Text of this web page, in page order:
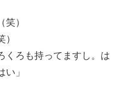
笑）
くろも持ってますし。は
」